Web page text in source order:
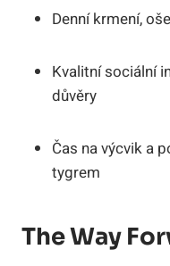
Denní krmení,
Kvalitní sociální
důvěry
Čas na výcvik a
tygrem
The Way